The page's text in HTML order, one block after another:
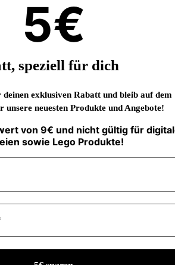
5€
speziell für dich
exklusiven Rabatt und bleib auf dem
unsere neuesten Produkte und Angebote!
von 9€ und nicht gültig für
sowie Lego Produkte!